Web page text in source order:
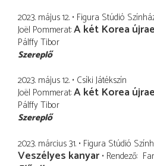
2023. május 12. Figura Stúdió
Joël Pommerat A két Korea
Pálffy Tibor
Szereplő
2023. május 12. Csíki Játékszín
Joël Pommerat A két Korea
Pálffy Tibor
Szereplő
2023. március 31. Figura Stúdió
Veszélyes kanyar Rendező